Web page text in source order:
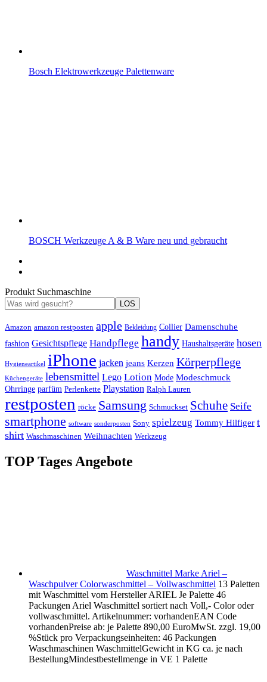
Bosch Elektrowerkzeuge Palettenware
BOSCH Werkzeuge A & B Ware neu und gebraucht
Produkt Suchmaschine
LOS
Amazon amazon restposten apple Bekleidung Collier Damenschuhe
fashion Gesichtspflege Handpflege handy Haushaltsgeräte hosen
Hygieneartikel iPhone jacken jeans Kerzen Körperpflege
Küchengeräte lebensmittel Lego Lotion Mode Modeschmuck
Ohrringe parfüm Perlenkette Playstation Ralph Lauren
restposten röcke Samsung Schmuckset Schuhe Seife
smartphone software sonderposten Sony spielzeug Tommy Hilfiger t
shirt Waschmaschinen Weihnachten Werkzeug
TOP Tages Angebote
Waschmittel Marke Ariel –
Waschpulver Colorwaschmittel – Vollwaschmittel 13 Paletten
mit Waschmittel vom Hersteller ARIEL Je Palette 46
Packungen Ariel Waschmittel sortiert nach Voll,- Color oder
vollwaschmittel. Artikelnummer: vorhandenEAN Code
vorhandenPreise ab: je Palette 890,00 EuroMwSt. zzgl. 19,00
%Stück pro Verpackungseinheiten: 46 Packungen
Waschmaschinen WaschmittelGewicht in KG ca. je nach
BestellungMindestbestellmenge in VE 1 Palette